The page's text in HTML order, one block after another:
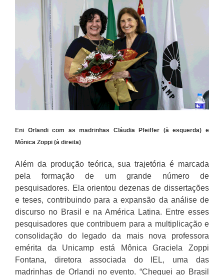
Eni Orlandi com as madrinhas Cláudia Pfeiffer (à esquerda) e
Mônica Zoppi (à direita)
Além da produção teórica, sua trajetória é marcada
pela formação de um grande número de
pesquisadores. Ela orientou dezenas de dissertações
e teses, contribuindo para a expansão da análise de
discurso no Brasil e na América Latina. Entre esses
pesquisadores que contribuem para a multiplicação e
consolidação do legado da mais nova professora
emérita da Unicamp está Mônica Graciela Zoppi
Fontana, diretora associada do IEL, uma das
madrinhas de Orlandi no evento. “Cheguei ao Brasil